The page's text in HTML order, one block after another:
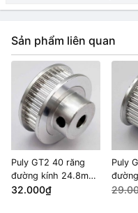
Sản phẩm liên quan
Puly GT2 40 răng
đường kính 24.8mm
trục 5mm
32.000₫
Puly
trục